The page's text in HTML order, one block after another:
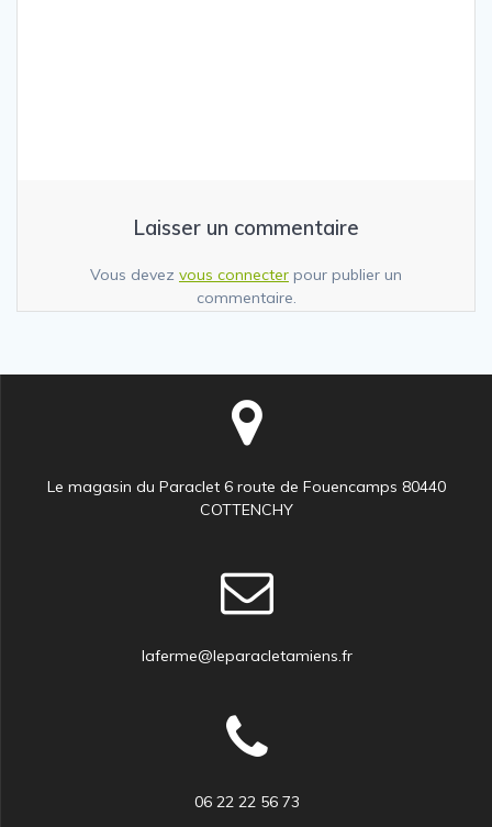
Laisser un commentaire
Vous devez vous connecter pour publier un
commentaire.
Le magasin du Paraclet 6 route de Fouencamps 80440
COTTENCHY
laferme@leparacletamiens.fr
06 22 22 56 73